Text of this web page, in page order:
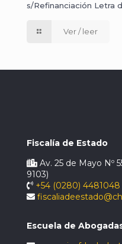
s/Refinanciación Letra
Ver / leer
Fiscalía de Estado
Av. 25 de Mayo Nº
9103)
+54 (0280) 4481048
Escuela de